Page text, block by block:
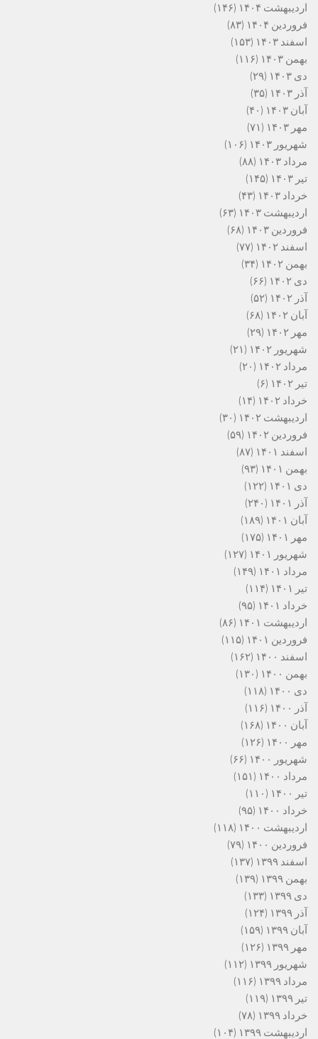
اردیبهشت ۱۴۰۴
(۱۴۶)
فروردین ۱۴۰۴
(۸۳)
اسفند ۱۴۰۳
(۱۵۳)
بهمن ۱۴۰۳
(۱۱۶)
دی ۱۴۰۳
(۲۹)
آذر ۱۴۰۳
(۳۵)
آبان ۱۴۰۳
(۴۰)
مهر ۱۴۰۳
(۷۱)
شهریور ۱۴۰۳
(۱۰۶)
مرداد ۱۴۰۳
(۸۸)
تیر ۱۴۰۳
(۱۴۵)
خرداد ۱۴۰۳
(۴۳)
اردیبهشت ۱۴۰۳
(۶۳)
فروردین ۱۴۰۳
(۶۸)
اسفند ۱۴۰۲
(۷۷)
بهمن ۱۴۰۲
(۳۴)
دی ۱۴۰۲
(۶۶)
آذر ۱۴۰۲
(۵۲)
آبان ۱۴۰۲
(۶۸)
مهر ۱۴۰۲
(۲۹)
شهریور ۱۴۰۲
(۲۱)
مرداد ۱۴۰۲
(۲۰)
تیر ۱۴۰۲
(۶)
خرداد ۱۴۰۲
(۱۴)
اردیبهشت ۱۴۰۲
(۳۰)
فروردین ۱۴۰۲
(۵۹)
اسفند ۱۴۰۱
(۸۷)
بهمن ۱۴۰۱
(۹۳)
دی ۱۴۰۱
(۱۲۲)
آذر ۱۴۰۱
(۲۴۰)
آبان ۱۴۰۱
(۱۸۹)
مهر ۱۴۰۱
(۱۷۵)
شهریور ۱۴۰۱
(۱۲۷)
مرداد ۱۴۰۱
(۱۴۹)
تیر ۱۴۰۱
(۱۱۴)
خرداد ۱۴۰۱
(۹۵)
اردیبهشت ۱۴۰۱
(۸۶)
فروردین ۱۴۰۱
(۱۱۵)
اسفند ۱۴۰۰
(۱۶۲)
بهمن ۱۴۰۰
(۱۳۰)
دی ۱۴۰۰
(۱۱۸)
آذر ۱۴۰۰
(۱۱۶)
آبان ۱۴۰۰
(۱۶۸)
مهر ۱۴۰۰
(۱۲۶)
شهریور ۱۴۰۰
(۶۶)
مرداد ۱۴۰۰
(۱۵۱)
تیر ۱۴۰۰
(۱۱۰)
خرداد ۱۴۰۰
(۹۵)
اردیبهشت ۱۴۰۰
(۱۱۸)
فروردین ۱۴۰۰
(۷۹)
اسفند ۱۳۹۹
(۱۳۷)
بهمن ۱۳۹۹
(۱۳۹)
دی ۱۳۹۹
(۱۳۳)
آذر ۱۳۹۹
(۱۲۴)
آبان ۱۳۹۹
(۱۵۹)
مهر ۱۳۹۹
(۱۲۶)
شهریور ۱۳۹۹
(۱۱۲)
مرداد ۱۳۹۹
(۱۱۶)
تیر ۱۳۹۹
(۱۱۹)
خرداد ۱۳۹۹
(۷۸)
اردیبهشت ۱۳۹۹
(۱۰۴)